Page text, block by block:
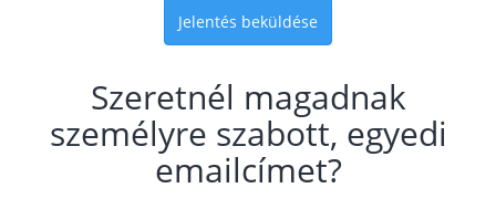
Jelentés beküldése
Szeretnél magadnak
személyre szabott, egyedi
emailcímet?